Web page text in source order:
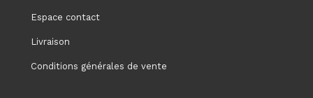
Espace contact
Livraison
Conditions générales de vente